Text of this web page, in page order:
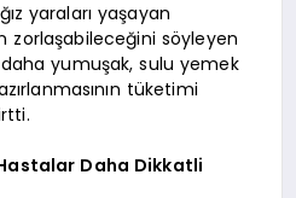
yaraları yaşayan
söyleyen
yumuşak, sulu yemek
tüketimi
Hastalar Daha Dikkatli